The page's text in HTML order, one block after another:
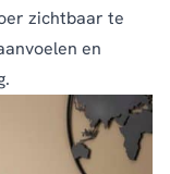
zichtbaar te
en